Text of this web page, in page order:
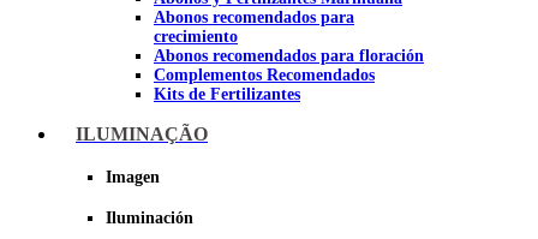
Abonos recomendados para
crecimiento
Abonos recomendados para floración
Complementos Recomendados
Kits de Fertilizantes
Imagen
ILUMINAÇÃO
Imagen
Iluminación